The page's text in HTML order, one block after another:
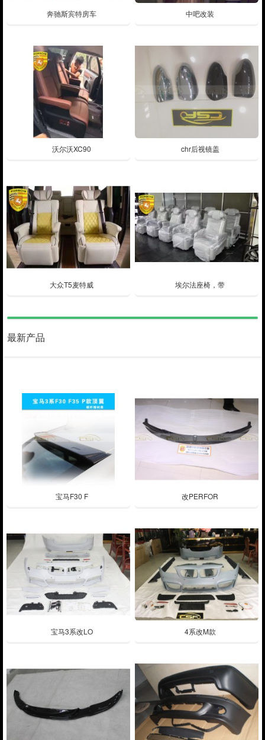
奔驰斯宾特房车 中吧改装
沃尔沃XC90 chr后视镜盖
大众T5麦特威 埃尔法座椅，带
最新产品
宝马F30 F 改PERFOR
宝马3系改LO 4系改M款